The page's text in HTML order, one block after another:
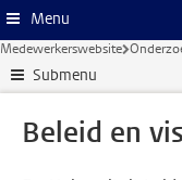
Menu
Medewerkerswebsite
Submenu
Beleid en